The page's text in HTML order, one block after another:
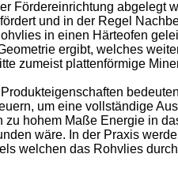
Fördereinrichtung abgelegt
und in der Regel
in einen Härteofen
ergibt, welches
zumeist plattenförmige
um eine vollständige
hohem Maße Energie in
wäre. In der Praxis
welchen das Rohvlies